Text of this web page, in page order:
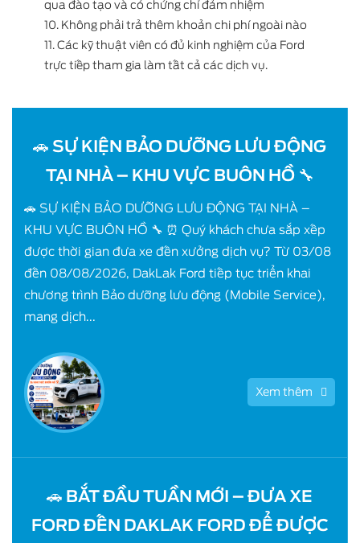
qua đào tạo và có chứng chỉ đảm nhiệm
10. Không phải trả thêm khoản chi phí ngoài nào
11. Các kỹ thuật viên có đủ kinh nghiệm của Ford
trực tiếp tham gia làm tất cả các dịch vụ.
🚗 SỰ KIỆN BẢO DƯỠNG LƯU ĐỘNG
TẠI NHÀ – KHU VỰC BUÔN HỒ 🔧
🚗 SỰ KIỆN BẢO DƯỠNG LƯU ĐỘNG TẠI NHÀ –
KHU VỰC BUÔN HỒ 🔧 ⏰ Quý khách chưa sắp xếp
được thời gian đưa xe đến xưởng dịch vụ? Từ 03/08
đến 08/08/2026, DakLak Ford tiếp tục triển khai
chương trình Bảo dưỡng lưu động (Mobile Service),
mang dịch...
Xem thêm
🚗 BẮT ĐẦU TUẦN MỚI – ĐƯA XE
FORD ĐẾN DAKLAK FORD ĐỂ ĐƯỢC